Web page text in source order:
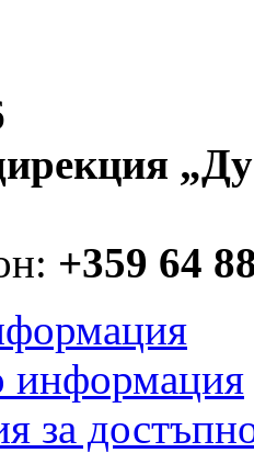
+359 64
информация
за